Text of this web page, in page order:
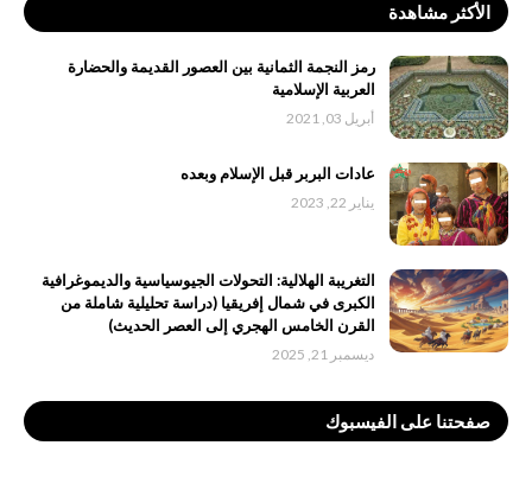
الأكثر مشاهدة
رمز النجمة الثمانية بين العصور القديمة والحضارة
العربية الإسلامية
أبريل 03, 2021
عادات البربر قبل الإسلام وبعده
يناير 22, 2023
التغريبة الهلالية: التحولات الجيوسياسية والديموغرافية
الكبرى في شمال إفريقيا (دراسة تحليلية شاملة من
القرن الخامس الهجري إلى العصر الحديث)
ديسمبر 21, 2025
صفحتنا على الفيسبوك